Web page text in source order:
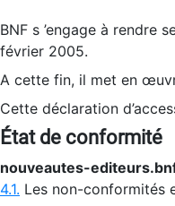
BNF s ’engage à rendre
février 2005.
A cette fin, il met en
Cette déclaration
État de conformité
nouveautes-
4.1. Les non-conformités